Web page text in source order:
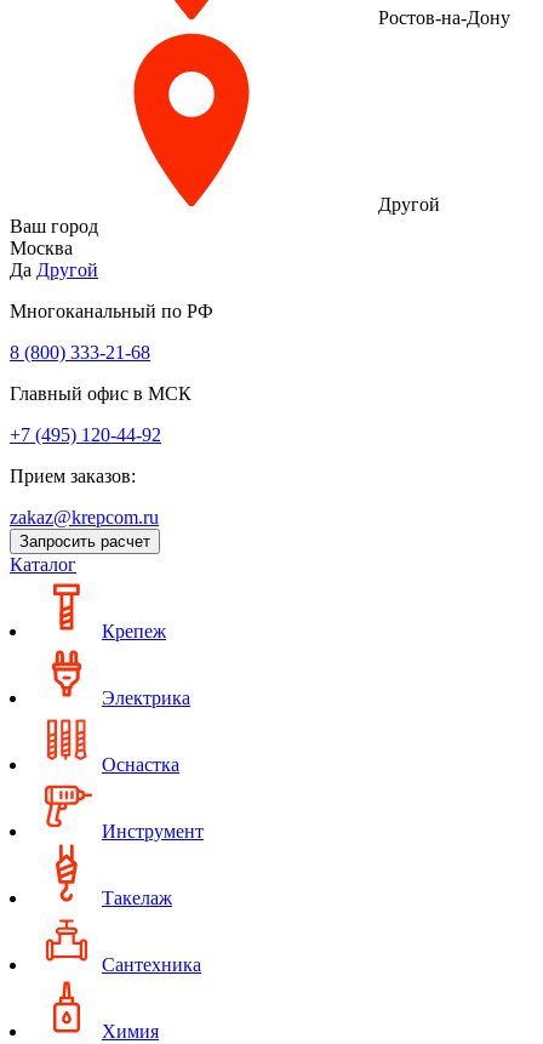
Ростов-на-Дону
Другой
Ваш город
Москва
Да Другой
Многоканальный по РФ
8 (800) 333‑21-68
Главный офис в МСК
+7 (495) 120-44-92
Прием заказов:
zakaz@krepcom.ru
Запросить расчет
Каталог
Крепеж
Электрика
Оснастка
Инструмент
Такелаж
Сантехника
Химия